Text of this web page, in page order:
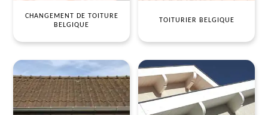
CHANGEMENT DE TOITURE
BELGIQUE
TOITURIER BELGIQUE